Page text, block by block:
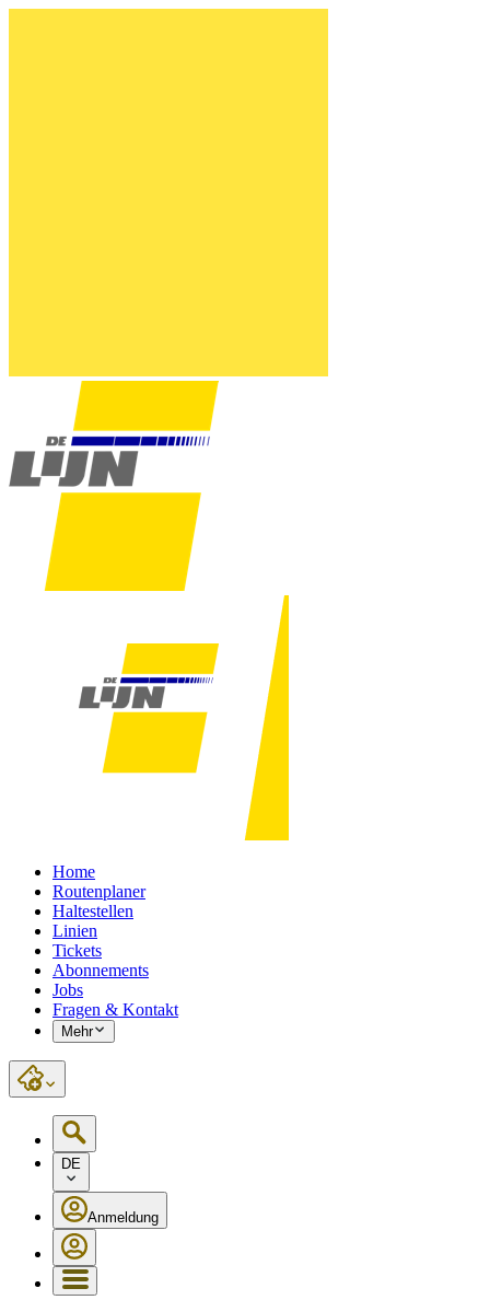
Home
Routenplaner
Haltestellen
Linien
Tickets
Abonnements
Jobs
Fragen & Kontakt
Mehr
DE
Anmeldung